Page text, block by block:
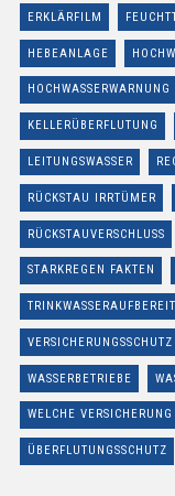
ERKLÄRFILM
HEBEANLAGE
HOCHWASSERWARNUNG
KELLERÜBERFLUTUNG
LEITUNGSWASSER
RÜCKSTAU IRRTÜMER
RÜCKSTAUVERSCHLUSS
STARKREGEN FAKTEN
VERSICHERUNGSSCHUTZ
WASSERBETRIEBE
WELCHE
ÜBERFLUTUNGSSCHUTZ